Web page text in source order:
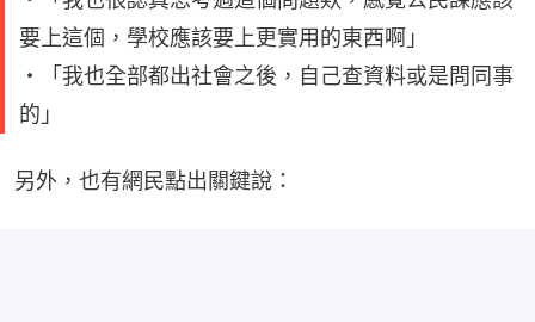
要上這個，學校應該要上更實用的東西啊」
・「我也全部都出社會之後，自己查資料或是問同事
的」
另外，也有網民點出關鍵說：